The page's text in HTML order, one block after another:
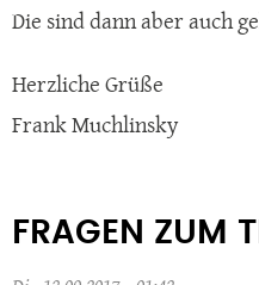
Die sind dann aber auch
Herzliche Grüße
Frank Muchlinsky
FRAGEN ZUM